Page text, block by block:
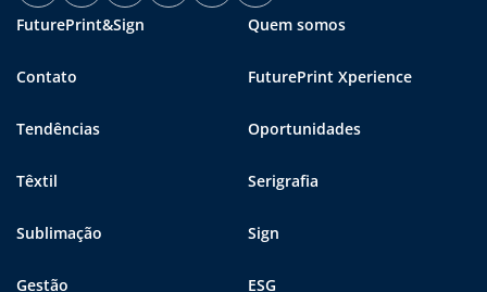
FuturePrint&Sign Quem somos
Contato FuturePrint Xperience
Tendências Oportunidades
Têxtil Serigrafia
Sublimação Sign
Gestão ESG